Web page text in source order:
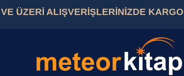
ÜZERİ ALIŞVERİŞLERİNİZDE